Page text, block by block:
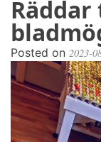
odlingslotten.com
Odling på 200
Posted on 2023-